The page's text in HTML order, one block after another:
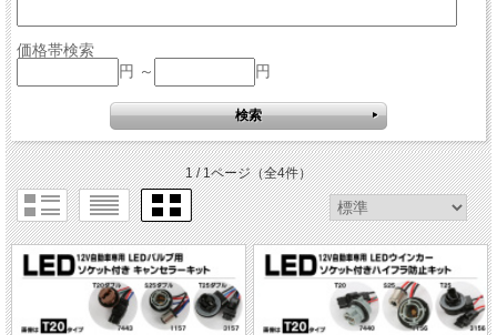
価格帯検索
円 ～
円
1 / 1ページ（全4件）